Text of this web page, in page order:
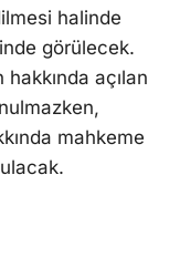
halinde
görülecek.
açılan
mahkeme